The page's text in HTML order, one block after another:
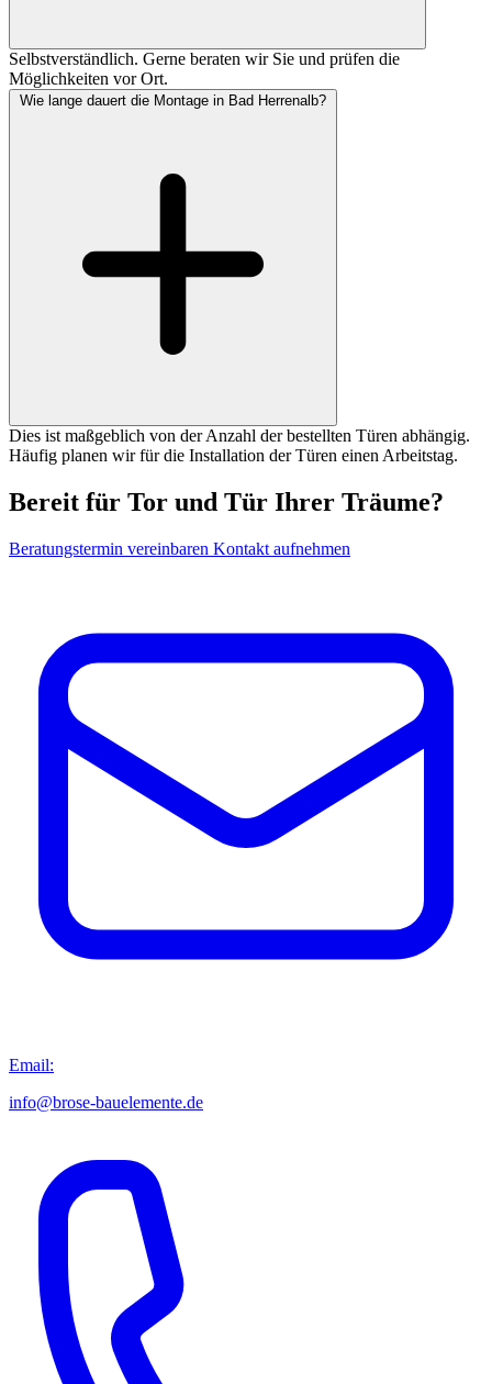
Selbstverständlich. Gerne beraten wir Sie und prüfen die
Möglichkeiten vor Ort.
Wie lange dauert die Montage in Bad Herrenalb?
Dies ist maßgeblich von der Anzahl der bestellten Türen abhängig.
Häufig planen wir für die Installation der Türen einen Arbeitstag.
Bereit für Tor und Tür Ihrer Träume?
Beratungstermin vereinbaren Kontakt aufnehmen
Email:
info@brose-bauelemente.de